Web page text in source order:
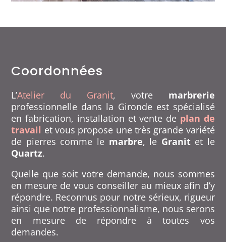
Coordonnées
L’Atelier du Granit, votre marbrerie
professionnelle dans la Gironde est spécialisé
en fabrication, installation et vente de plan de
travail et vous propose une très grande variété
de pierres comme le marbre, le Granitet le
Quartz.
Quelle que soit votre demande, nous sommes
en mesure de vous conseiller au mieux afin d’y
répondre. Reconnus pour notre sérieux, rigueur
ainsi que notre professionnalisme, nous serons
en mesure de répondre à toutes vos
demandes.